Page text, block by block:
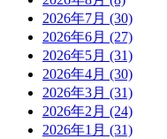
2026年7月 (30)
2026年6月 (27)
2026年5月 (31)
2026年4月 (30)
2026年3月 (31)
2026年2月 (24)
2026年1月 (31)